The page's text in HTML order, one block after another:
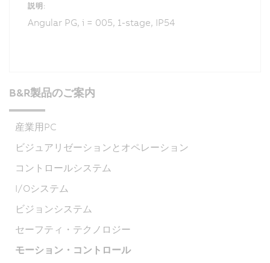
説明:
Angular PG, i = 005, 1-stage, IP54
B&R製品のご案内
産業用PC
ビジュアリゼーションとオペレーション
コントロールシステム
I/Oシステム
ビジョンシステム
セーフティ・テクノロジー
モーション・コントロール